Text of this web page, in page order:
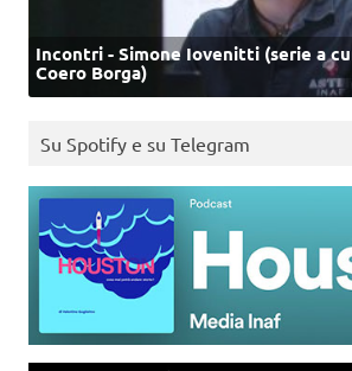
Incontri - Simone Iovenitti (serie a
Coero Borga)
Su Spotify e su Telegram